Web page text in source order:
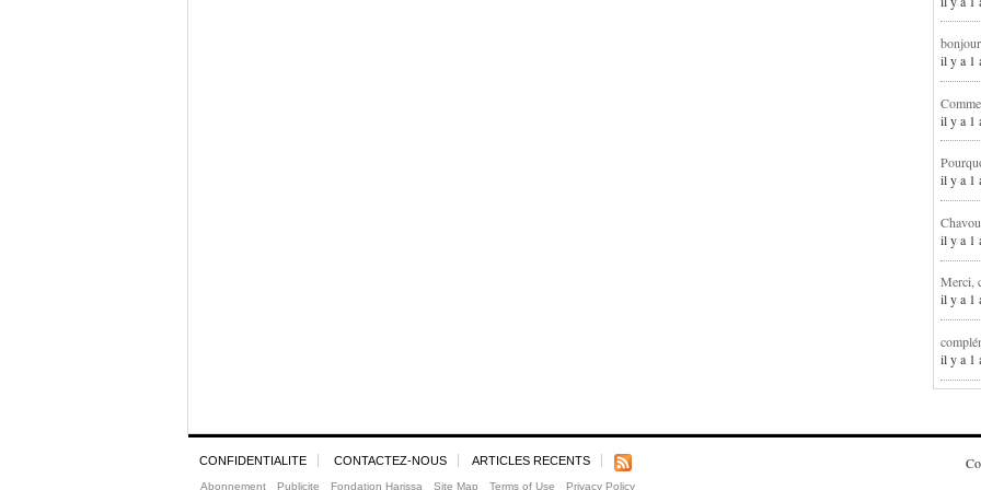
il y a 1
il y a 1
il y a 1
il y a 1
Merci,
il y a 1
il y a 1
CONFIDENTIALITE CONTACTEZ-NOUS ARTICLES RECENTS
Abonnement Publicite Fondation Harissa Site Map Terms of Use Privacy Policy